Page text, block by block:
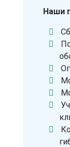
Наши